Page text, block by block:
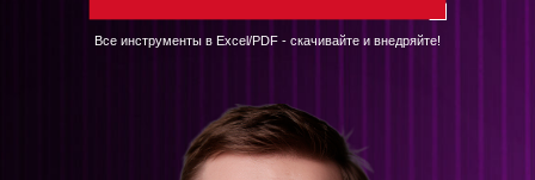
Все инструменты в Excel/PDF - скачивайте и внедряйте!